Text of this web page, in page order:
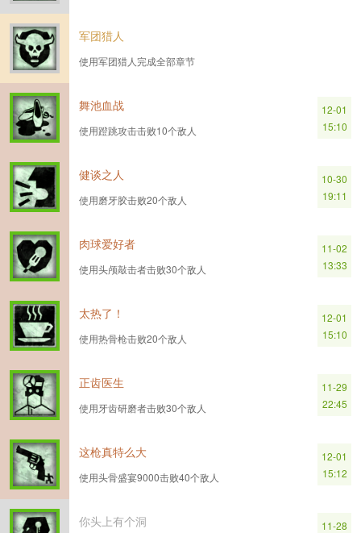
军团猎人
使用军团猎人完成全部章节
舞池血战
使用蹬跳攻击击败10个敌人
12-01
15:10
健谈之人
使用磨牙胶击败20个敌人
10-30
19:11
肉球爱好者
使用头颅敲击者击败30个敌人
11-02
13:33
太热了！
使用热骨枪击败20个敌人
12-01
15:10
正齿医生
使用牙齿研磨者击败30个敌人
11-29
22:45
这枪真特么大
使用头骨盛宴9000击败40个敌人
12-01
15:12
你头上有个洞
11-28